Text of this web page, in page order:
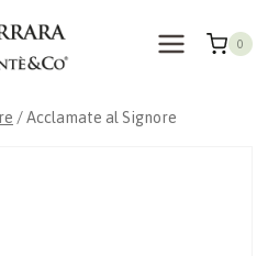
0
/Acclamate al Signore